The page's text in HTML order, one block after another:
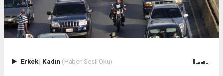
Erkek| Kadın (Haberi Sesli Oku)